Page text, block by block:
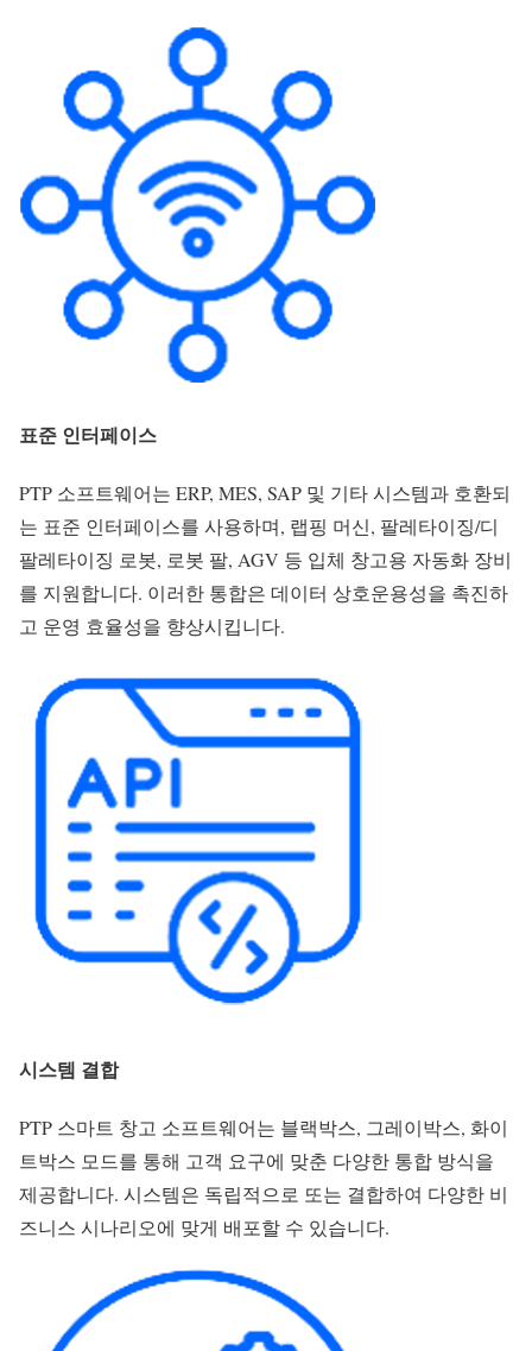
표준 인터페이스
PTP 소프트웨어는 ERP, MES, SAP 및 기타 시스템과 호환되
는 표준 인터페이스를 사용하며, 랩핑 머신, 팔레타이징/디
팔레타이징 로봇, 로봇 팔, AGV 등 입체 창고용 자동화 장비
를 지원합니다. 이러한 통합은 데이터 상호운용성을 촉진하
고 운영 효율성을 향상시킵니다.
시스템 결합
PTP 스마트 창고 소프트웨어는 블랙박스, 그레이박스, 화이
트박스 모드를 통해 고객 요구에 맞춘 다양한 통합 방식을
제공합니다. 시스템은 독립적으로 또는 결합하여 다양한 비
즈니스 시나리오에 맞게 배포할 수 있습니다.